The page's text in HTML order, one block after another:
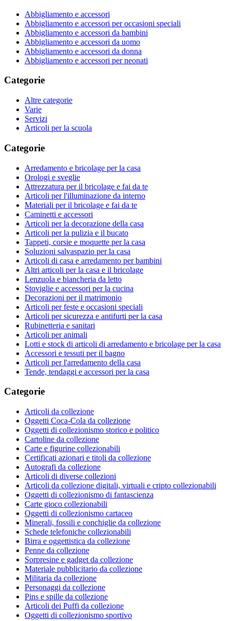
Abbigliamento e accessori
Abbigliamento e accessori per occasioni speciali
Abbigliamento e accessori da bambini
Abbigliamento e accessori da uomo
Abbigliamento e accessori da donna
Abbigliamento e accessori per neonati
Categorie
Altre categorie
Varie
Servizi
Articoli per la scuola
Categorie
Arredamento e bricolage per la casa
Orologi e sveglie
Attrezzatura per il bricolage e fai da te
Articoli per l'illuminazione da interno
Materiali per il bricolage e fai da te
Caminetti e accessori
Articoli per la decorazione della casa
Articoli per la pulizia e il bucato
Tappeti, corsie e moquette per la casa
Soluzioni salvaspazio per la casa
Articoli di casa e arredamento per bambini
Altri articoli per la casa e il bricolage
Lenzuola e biancheria da letto
Stoviglie e accessori per la cucina
Decorazioni per il matrimonio
Articoli per feste e occasioni speciali
Articoli per sicurezza e antifurti per la casa
Rubinetteria e sanitari
Articoli per animali
Lotti e stock di articoli di arredamento e bricolage per la casa
Accessori e tessuti per il bagno
Articoli per l'arredamento della casa
Tende, tendaggi e accessori per la casa
Categorie
Articoli da collezione
Oggetti Coca-Cola da collezione
Oggetti di collezionismo storico e politico
Cartoline da collezione
Carte e figurine collezionabili
Certificati azionari e titoli da collezione
Autografi da collezione
Articoli di diverse collezioni
Articoli da collezione digitali, virtuali e cripto collezionabili
Oggetti di collezionismo di fantascienza
Carte gioco collezionabili
Oggetti di collezionismo cartaceo
Minerali, fossili e conchiglie da collezione
Schede telefoniche collezionabili
Birra e oggettistica da collezione
Penne da collezione
Sorpresine e gadget da collezione
Materiale pubblicitario da collezione
Militaria da collezione
Personaggi da collezione
Pins e spille da collezione
Articoli dei Puffi da collezione
Oggetti di collezionismo sportivo